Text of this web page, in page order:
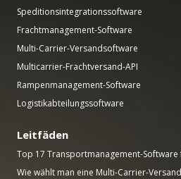
Speditionsintegrationssoftware
Frachtmanagement-Software
Multi-Carrier-Versandsoftware
Multicarrier-Frachtversand-API
Rampenmanagement-Software
Logistikabteilungssoftware
Leitfäden
Top 17 Transportmanagement-
Wie wählt man eine Multi-Carrier-